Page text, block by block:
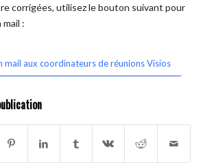
corrigées, utilisez le bouton suivant pour
:
mail aux coordinateurs de réunions Visios